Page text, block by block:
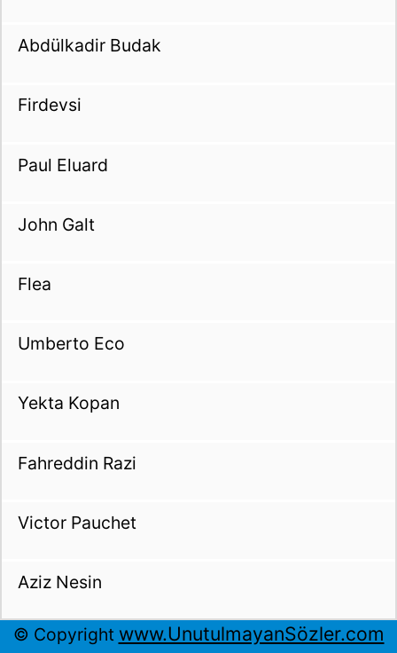
Abdülkadir Budak
Firdevsi
Paul Eluard
John Galt
Flea
Umberto Eco
Yekta Kopan
Fahreddin Razi
Victor Pauchet
Aziz Nesin
© Copyright www.UnutulmayanSözler.com